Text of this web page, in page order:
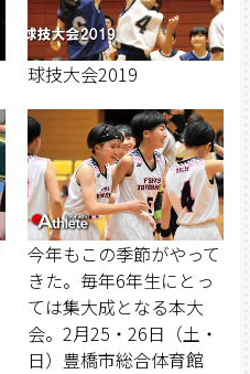
球技大会2019
今年もこの季節がやって
きた。毎年6年生にとっ
ては集大成となる本大
会。2月25・26日（土・
日）豊橋市総合体育館